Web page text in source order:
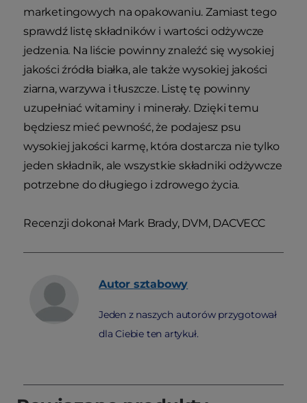
marketingowych na opakowaniu. Zamiast tego
sprawdź listę składników i wartości odżywcze
jedzenia. Na liście powinny znaleźć się wysokiej
jakości źródła białka, ale także wysokiej jakości
ziarna, warzywa i tłuszcze. Listę tę powinny
uzupełniać witaminy i minerały. Dzięki temu
będziesz mieć pewność, że podajesz psu
wysokiej jakości karmę, która dostarcza nie tylko
jeden składnik, ale wszystkie składniki odżywcze
potrzebne do długiego i zdrowego życia.
Recenzji dokonał Mark Brady, DVM, DACVECC
Autor sztabowy
Jeden z naszych autorów przygotował
dla Ciebie ten artykuł.